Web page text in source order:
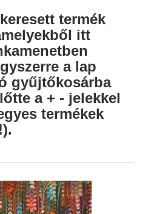
termék
itt
a lap
gyűjtőkosárba
a + - jelekkel
termékek